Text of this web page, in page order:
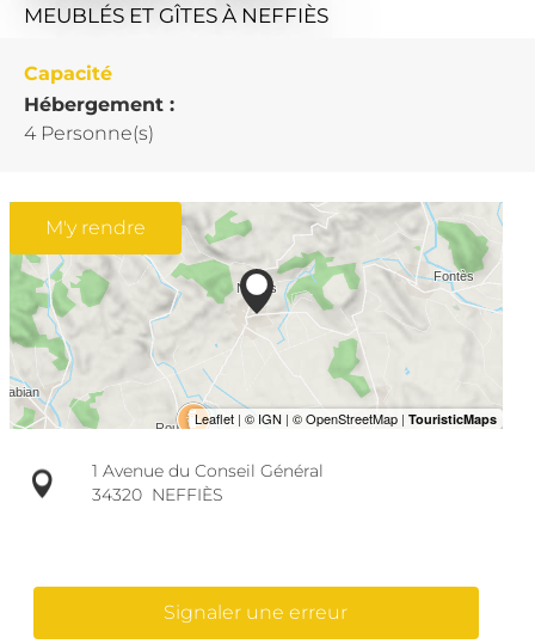
MEUBLÉS ET GÎTES À NEFFIÈS
Capacité
Hébergement :
4 Personne(s)
M'y rendre
1 Avenue du Conseil Général
34320 NEFFIÈS
Signaler une erreur